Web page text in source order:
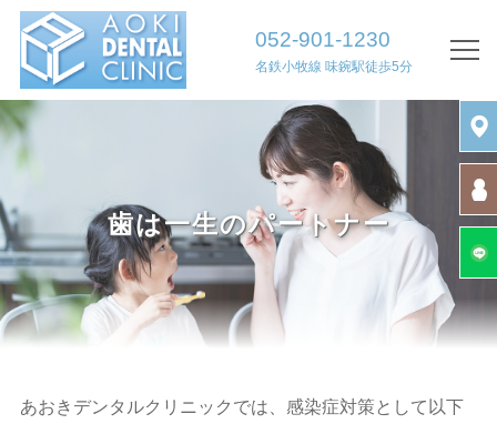
052-901-1230
名鉄小牧線 味鋺駅徒歩5分
TOP
初診の方へ
診療時間・アクセス
求人情報
歯は一生のパートナー
あおきデンタルクリニックでは、感染症対策として以下